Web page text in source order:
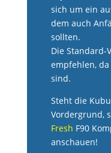
sich um ein
dem auch
sollten.
Die Standard-
empfehlen,
sind.
Steht die
Vordergrund,
Fresh F90
anschauen!